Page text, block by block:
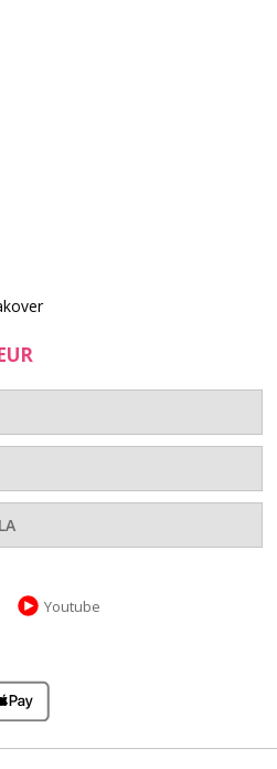
38.95 EUR
Youtube